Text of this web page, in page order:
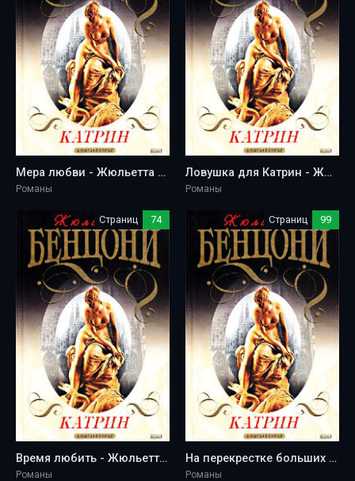
Мера любви - Жюльетта Бенцони
Романы
Ловушка для Катрин - Жюльетта Бенцони
Романы
Страниц 74
Время любить - Жюльетта Бенцони
Романы
Страниц 99
На перекрестке больших дорог - Жюльетта Бенцони
Романы